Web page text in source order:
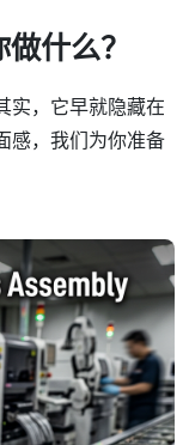
什么？
实，它早就隐藏在
感，我们为你准备